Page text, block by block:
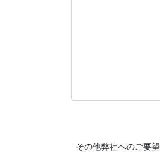
その他弊社へのご要望